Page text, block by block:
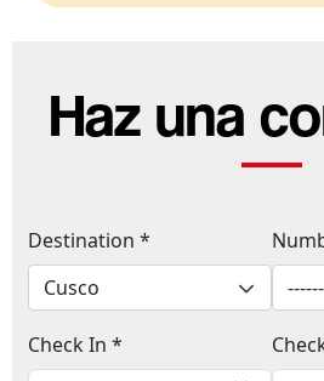
Haz una
Destination *
Check In *